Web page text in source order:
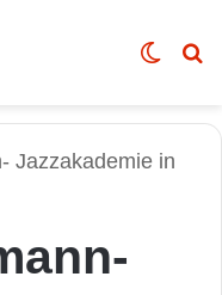
Skin
Jazzakademie in